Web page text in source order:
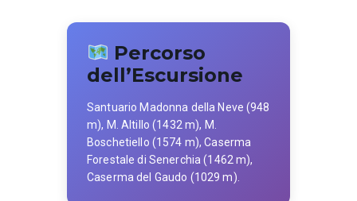
Percorso
dell’Escursione
Santuario Madonna della Neve (948
m), M. Altillo (1432 m), M.
Boschetiello (1574 m), Caserma
Forestale di Senerchia (1462 m),
Caserma del Gaudo (1029 m).